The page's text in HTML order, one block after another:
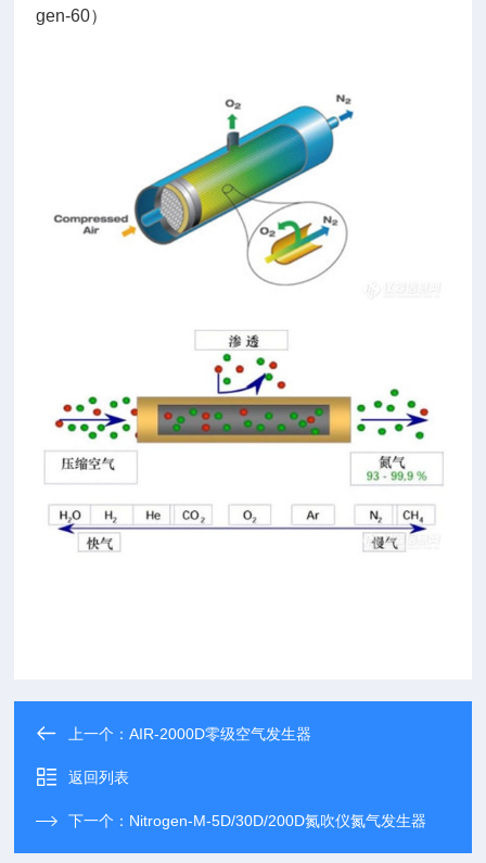
gen-60）
上一个：AIR-2000D零级空气发生器
返回列表
下一个： Nitrogen-M-5D/30D/200D氮吹仪氮气发生器